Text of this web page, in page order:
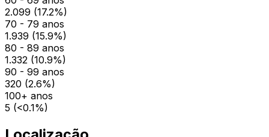
2.099 (17.2%)
70 - 79 anos
1.939 (15.9%)
80 - 89 anos
1.332 (10.9%)
90 - 99 anos
320 (2.6%)
100+ anos
5 (<0.1%)